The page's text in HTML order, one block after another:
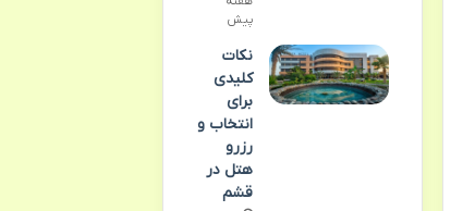
پیش
نکات
کلیدی
برای
انتخاب و
رزرو
هتل در
قشم